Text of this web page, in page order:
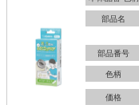
部品名
部品番号
色柄
価格